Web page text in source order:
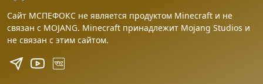
Сайт МСПЕФОКС не является продуктом Minecraft и не
связан с MOJANG. Minecraft принадлежит Mojang Studios и
не связан с этим сайтом.